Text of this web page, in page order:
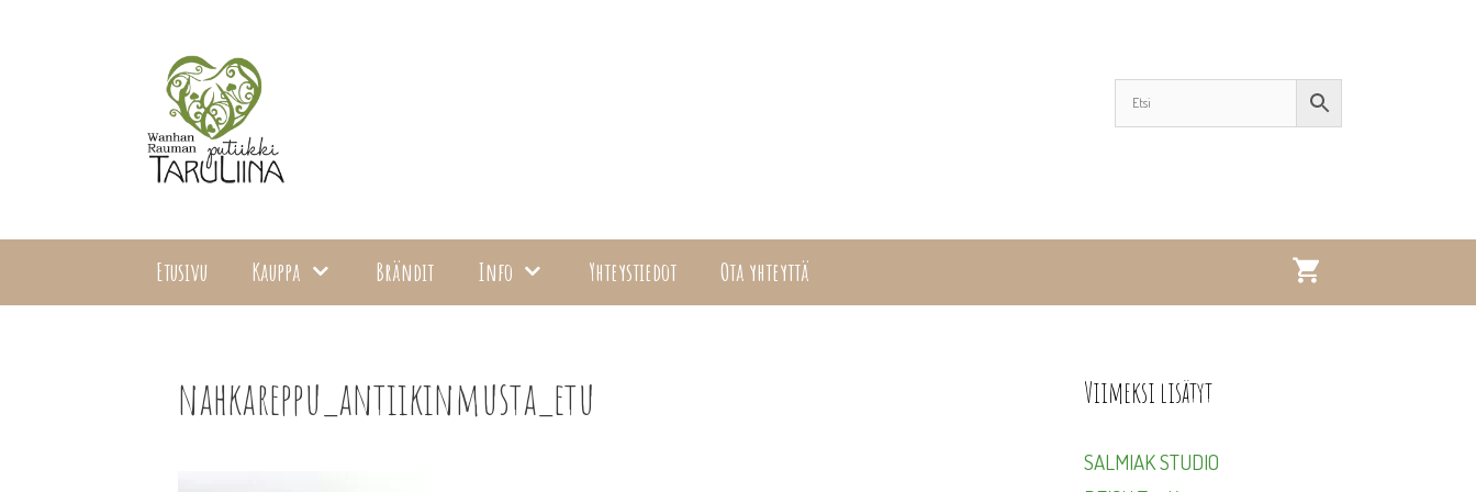
Etusivu Kauppa Brändit Info Yhteystiedot Ota yhteyttä
nahkareppu_antiikinmusta_etu Viimeksi lisätyt
SALMIAK STUDIO